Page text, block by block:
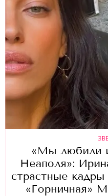
«Мы любили
Неаполя»:
страстные
«Горничная»